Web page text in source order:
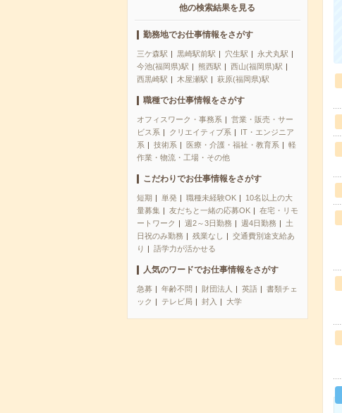
他の検索結果を見る
勤務地でお仕事情報をさがす
三ケ森駅 黒崎駅前駅 穴生駅
永犬丸駅
今池(福岡県)駅
熊西駅
西山(福岡県)駅
西黒崎駅
木屋瀬駅 萩原(福岡県)駅
職種でお仕事情報をさがす
オフィスワーク・事務系
営業・販売・サー
ビス系
クリエイティブ系
IT・エンジニア
系
技術系 医療・介護・福祉・教育系
軽
作業・物流・工場・その他
こだわりでお仕事情報をさがす
短期 単発 職種未経験OK
10名以上の大
量募集
友だちと一緒の応募OK
在宅・リモ
ートワーク
週2～3日勤務 週4日勤務
土
日祝のみ勤務
残業なし
交通費別途支給あ
り
語学力が活かせる
人気のワードでお仕事情報をさがす
急募 年齢不問 財団法人 英語
書類チェ
ック
テレビ局 封入 大学